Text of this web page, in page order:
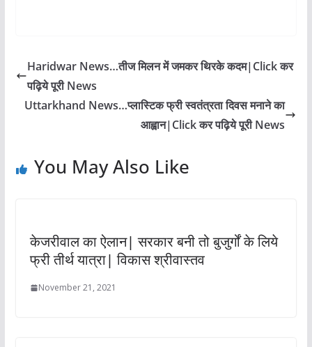
Haridwar News…तीज मिलन में जमकर थिरके कदम|Click कर
पढ़िये पूरी News
Uttarkhand News…प्लास्टिक फ्री स्वतंत्रता दिवस मनाने का
आह्वान|Click कर पढ़िये पूरी News
You May Also Like
केजरीवाल का ऐलान| सरकार बनी तो बुजुर्गों के लिये
फ्री तीर्थ यात्रा| विकास श्रीवास्तव
November 21, 2021